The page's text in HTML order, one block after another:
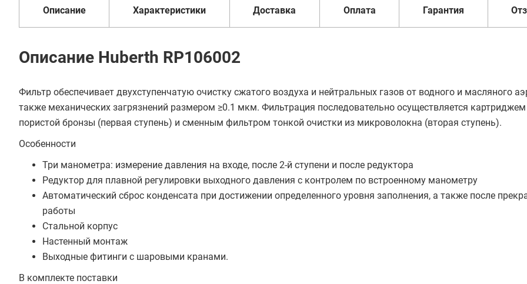
Описание Характеристики Доставка Оплата Гарантия
Описание Huberth RP106002
Фильтр обеспечивает двухступенчатую очистку сжатого воздуха и нейтральных газов от водного и масляного
также механических загрязнений размером ≥0.1 мкм. Фильтрация последовательно осуществляется
пористой бронзы (первая ступень) и сменным фильтром тонкой очистки из микроволокна (вторая ступень).
Особенности
Три манометра: измерение давления на входе, после 2-й ступени и после редуктора
Редуктор для плавной регулировки выходного давления с контролем по встроенному манометру
Автоматический сброс конденсата при достижении определенного уровня заполнения, а также после
работы
Стальной корпус
Настенный монтаж
Выходные фитинги с шаровыми кранами.
В комплекте поставки